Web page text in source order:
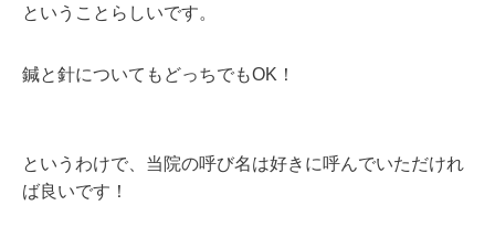
ということらしいです。
鍼と針についてもどっちでもOK！
というわけで、当院の呼び名は好きに呼んでいただけれ
ば良いです！